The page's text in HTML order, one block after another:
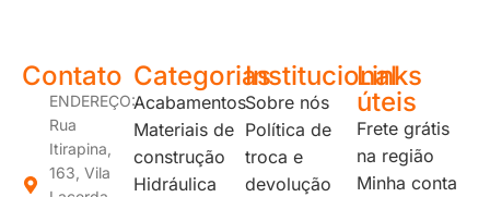
Contato
ENDEREÇO:
Rua
Itirapina,
163, Vila
Categorias
Acabamentos
Materiais de
construção
Hidráulica
Institucional
Sobre nós
Política de
troca e
devolução
Links
úteis
Frete grátis
na região
Minha conta